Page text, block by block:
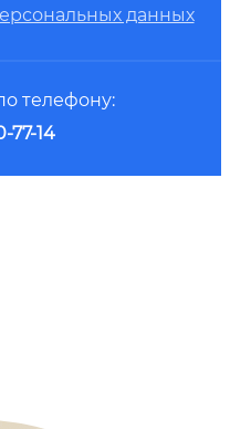
данных
телефону:
77-14